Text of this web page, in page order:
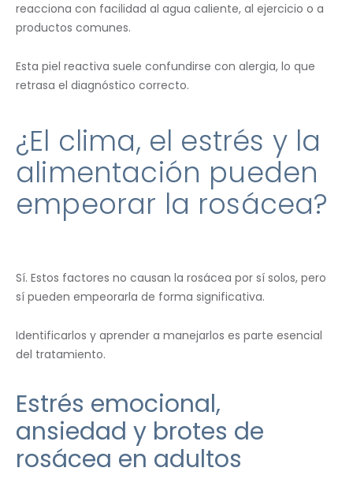
reacciona con facilidad al agua caliente, al ejercicio o a
productos comunes.
Esta piel reactiva suele confundirse con alergia, lo que
retrasa el diagnóstico correcto.
¿El clima, el estrés y la
alimentación pueden
empeorar la rosácea?
Sí. Estos factores no causan la rosácea por sí solos, pero
sí pueden empeorarla de forma significativa.
Identificarlos y aprender a manejarlos es parte esencial
del tratamiento.
Estrés emocional,
ansiedad y brotes de
rosácea en adultos